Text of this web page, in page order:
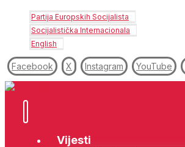
Partija Europskih Socijalista
Socijalistička Internacionala
English
Facebook X Instagram YouTube
Vijesti